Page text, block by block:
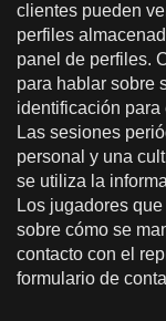
clientes pueden
perfiles
panel de perfiles.
para hablar sobre
identificación para
Las sesiones
personal y una
se utiliza la
Los jugadores
sobre cómo se
contacto con el
formulario de